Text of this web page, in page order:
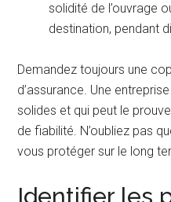
solidité de l’ouvrage
destination, pendant
Demandez toujours une
d’assurance. Une
solides et qui peut le
de fiabilité. N’oubliez pas
vous protéger sur le long
Identifier les